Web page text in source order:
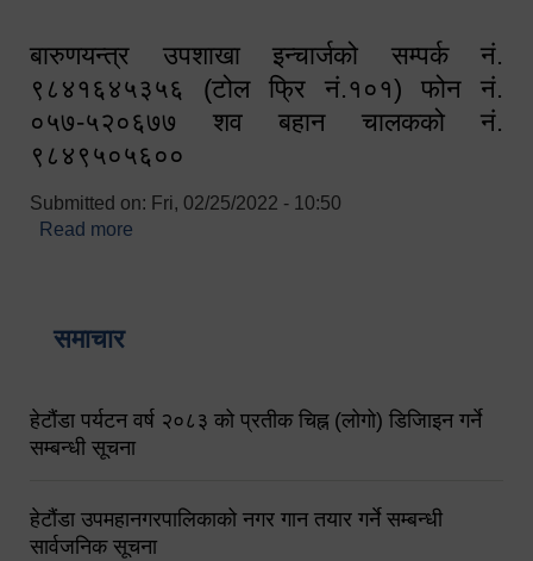
बारुणयन्त्र उपशाखा इन्चार्जको सम्पर्क नं.
९८४१६४५३५६ (टोल फ्रि नं.१०१) फोन नं.
०५७-५२०६७७ शव बहान चालकको नं.
९८४९५०५६००
Submitted on: Fri, 02/25/2022 - 10:50
Read more
समाचार
हेटौंडा पर्यटन वर्ष २०८३ को प्रतीक चिह्न (लोगो) डिजिाइन गर्ने
सम्बन्धी सूचना
हेटौंडा उपमहानगरपालिकाको नगर गान तयार गर्ने सम्बन्धी
सार्वजनिक सूचना